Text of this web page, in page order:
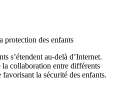
protection des enfants
s’étendent au-delà d’Internet.
collaboration entre différents
la sécurité des enfants.